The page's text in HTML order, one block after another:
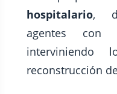
hospitalario,
agentes
interviniendo
reconstrucción